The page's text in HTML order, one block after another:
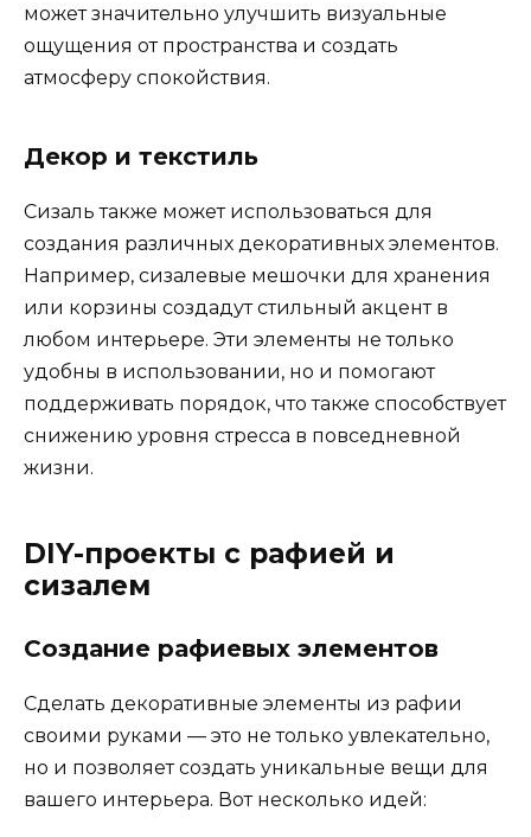
может значительно улучшить визуальные
ощущения от пространства и создать
атмосферу спокойствия.
Декор и текстиль
Сизаль также может использоваться для
создания различных декоративных элементов.
Например, сизалевые мешочки для хранения
или корзины создадут стильный акцент в
любом интерьере. Эти элементы не только
удобны в использовании, но и помогают
поддерживать порядок, что также способствует
снижению уровня стресса в повседневной
жизни.
DIY-проекты с рафией и
сизалем
Создание рафиевых элементов
Сделать декоративные элементы из рафии
своими руками — это не только увлекательно,
но и позволяет создать уникальные вещи для
вашего интерьера. Вот несколько идей: